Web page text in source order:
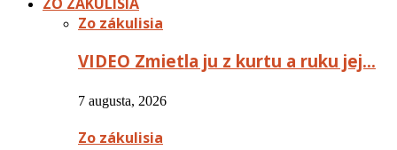
Zo zákulisia
VIDEO Zmietla ju z kurtu a ruku jej…
7 augusta, 2026
Zo zákulisia